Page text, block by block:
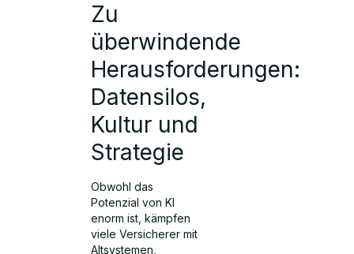
Zu
überwindende
Herausforderungen:
Datensilos,
Kultur und
Strategie
Obwohl das
Potenzial von KI
enorm ist, kämpfen
viele Versicherer mit
Altsystemen,